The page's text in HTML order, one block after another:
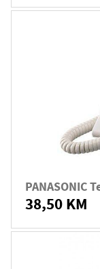
PANASONIC
38,50 KM